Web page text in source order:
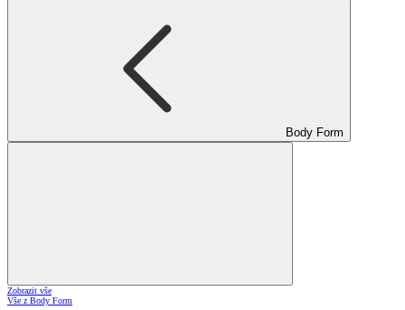
Body Form
Zobrazit vše
Vše z Body Form